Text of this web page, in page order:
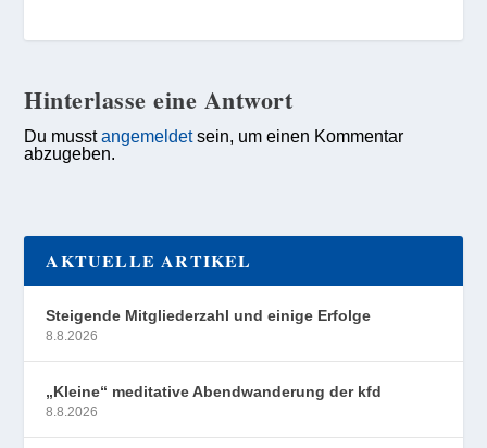
Hinterlasse eine Antwort
Du musstangemeldetsein, um einen Kommentar
abzugeben.
AKTUELLE ARTIKEL
Steigende Mitgliederzahl und einige Erfolge
8.8.2026
„Kleine“ meditative Abendwanderung der kfd
8.8.2026